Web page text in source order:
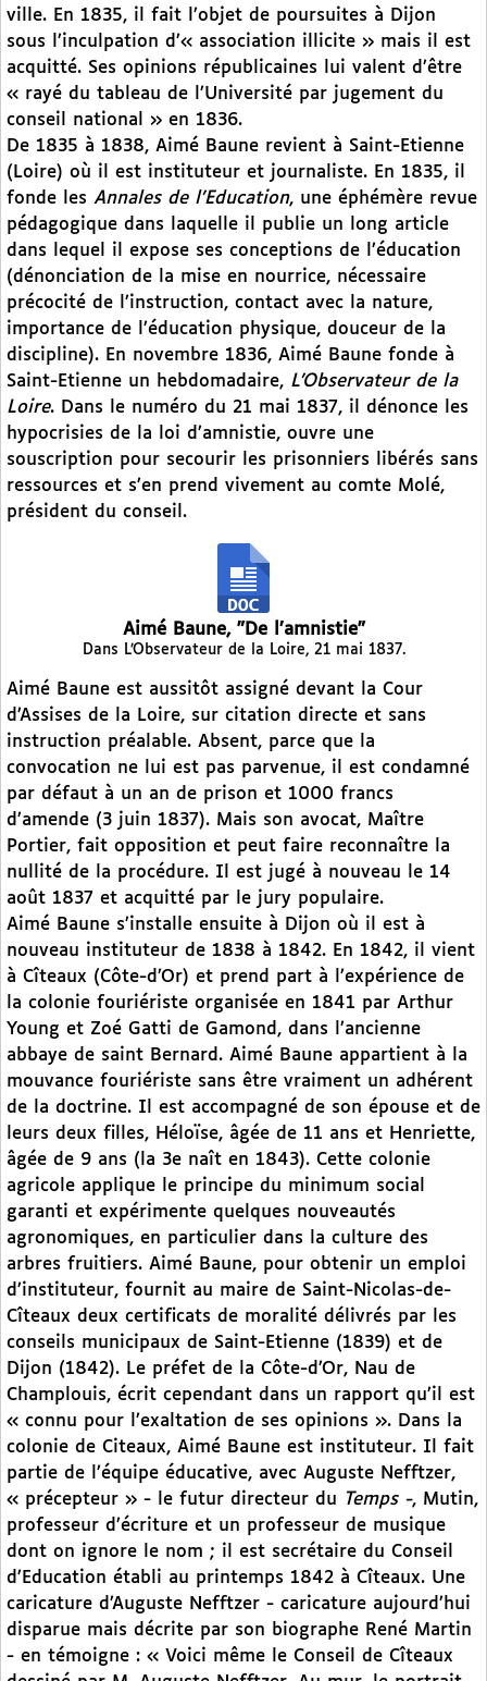
ville. En 1835, il fait l’objet de poursuites à Dijon
sous l’inculpation d’« association illicite » mais il est
acquitté. Ses opinions républicaines lui valent d’être
« rayé du tableau de l’Université par jugement du
conseil national » en 1836.
De 1835 à 1838, Aimé Baune revient à Saint-Etienne
(Loire) où il est instituteur et journaliste. En 1835, il
fonde les Annales de l’Education, une éphémère revue
pédagogique dans laquelle il publie un long article
dans lequel il expose ses conceptions de l’éducation
(dénonciation de la mise en nourrice, nécessaire
précocité de l’instruction, contact avec la nature,
importance de l’éducation physique, douceur de la
discipline). En novembre 1836, Aimé Baune fonde à
Saint-Etienne un hebdomadaire, L’Observateur de la
Loire. Dans le numéro du 21 mai 1837, il dénonce les
hypocrisies de la loi d’amnistie, ouvre une
souscription pour secourir les prisonniers libérés sans
ressources et s’en prend vivement au comte Molé,
président du conseil.
Aimé Baune, "De l’amnistie"
Dans L’Observateur de la Loire, 21 mai 1837.
Aimé Baune est aussitôt assigné devant la Cour
d’Assises de la Loire, sur citation directe et sans
instruction préalable. Absent, parce que la
convocation ne lui est pas parvenue, il est condamné
par défaut à un an de prison et 1000 francs
d’amende (3 juin 1837). Mais son avocat, Maître
Portier, fait opposition et peut faire reconnaître la
nullité de la procédure. Il est jugé à nouveau le 14
août 1837 et acquitté par le jury populaire.
Aimé Baune s’installe ensuite à Dijon où il est à
nouveau instituteur de 1838 à 1842. En 1842, il vient
à Cîteaux (Côte-d’Or) et prend part à l’expérience de
la colonie fouriériste organisée en 1841 par Arthur
Young et Zoé Gatti de Gamond, dans l’ancienne
abbaye de saint Bernard. Aimé Baune appartient à la
mouvance fouriériste sans être vraiment un adhérent
de la doctrine. Il est accompagné de son épouse et de
leurs deux filles, Héloïse, âgée de 11 ans et Henriette,
âgée de 9 ans (la 3e naît en 1843). Cette colonie
agricole applique le principe du minimum social
garanti et expérimente quelques nouveautés
agronomiques, en particulier dans la culture des
arbres fruitiers. Aimé Baune, pour obtenir un emploi
d’instituteur, fournit au maire de Saint-Nicolas-de-
Cîteaux deux certificats de moralité délivrés par les
conseils municipaux de Saint-Etienne (1839) et de
Dijon (1842). Le préfet de la Côte-d’Or, Nau de
Champlouis, écrit cependant dans un rapport qu’il est
« connu pour l’exaltation de ses opinions ». Dans la
colonie de Citeaux, Aimé Baune est instituteur. Il fait
partie de l’équipe éducative, avec Auguste Nefftzer,
« précepteur » - le futur directeur du Temps -, Mutin,
professeur d’écriture et un professeur de musique
dont on ignore le nom ; il est secrétaire du Conseil
d’Education établi au printemps 1842 à Cîteaux. Une
caricature d’Auguste Nefftzer - caricature aujourd’hui
disparue mais décrite par son biographe René Martin
- en témoigne : « Voici même le Conseil de Cîteaux